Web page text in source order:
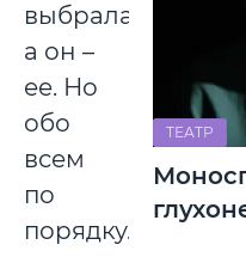
выбрала,
а он –
ее. Но
обо
всем
по
порядку.
ТЕАТР